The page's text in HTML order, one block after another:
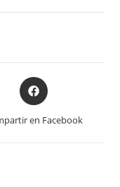
Opens
in
a
new
en Facebook